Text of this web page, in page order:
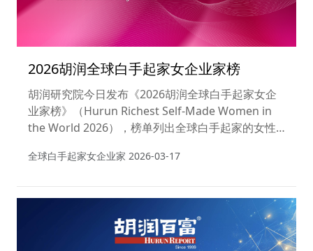
2026胡润全球白手起家女企业家榜
胡润研究院今日发布《2026胡润全球白手起家女企
业家榜》（Hurun Richest Self-Made Women in
the World 2026），榜单列出全球白手起家的女性
单。财富计算的截止日期为2026年1月15日，数据主
豪榜》，尽可能单独计算了可与家人财富区分计算的
部分。榜单中的排名变化与财富变化，对比的是三年
前即2023年发布的上一份榜单。
全球白手起家女企业家 2026-03-17